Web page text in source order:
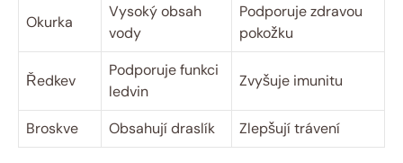
Okurka
Vysoký obsah
vody
Podporuje zdravou
pokožku
Ředkev
Podporuje funkci
ledvin
Zvyšuje imunitu
Broskve Obsahují draslík Zlepšují trávení